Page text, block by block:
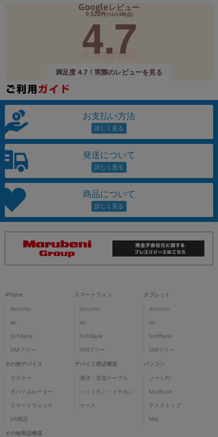
Googleレビュー
9,520件(12/24時点)
4.7
満足度 4.7！実際のレビューを見る
お支払い方法
発送について
商品について
iPhone
docomo
au
SoftBank
SIMフリー
スマートフォン
docomo
au
SoftBank
SIMフリー
タブレット
docomo
au
SoftBank
SIMフリー
その他デバイス
ガラケー
モバイルルーター
スマートウォッチ
VR機器
デバイス周辺機器
通信・充電ケーブル
ヘッドホン・イヤホン
ケース
パソコン
ノートPC
MacBook
デスクトップ
Mac
その他周辺機器